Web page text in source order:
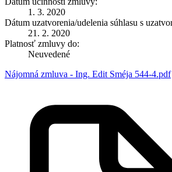
1. 3. 2020
Dátum uzatvorenia/udelenia súhlasu s
21. 2. 2020
Platnosť zmluvy do:
Neuvedené
Nájomná zmluva - Ing. Edit Sméja 544-4.pdf